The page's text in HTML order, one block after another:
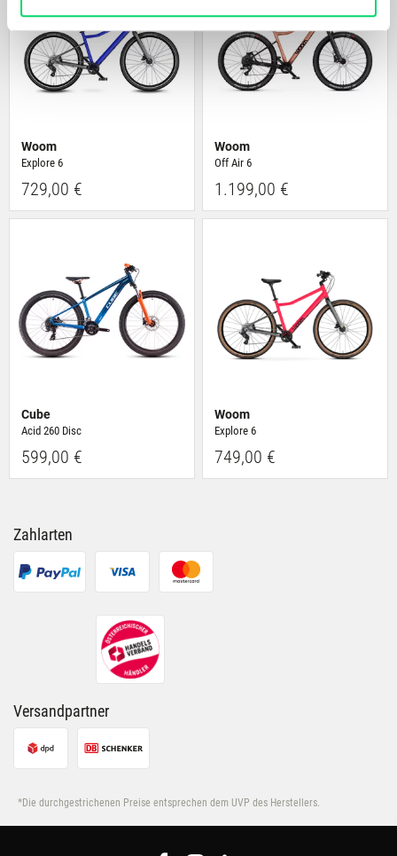
anbieten zu können und die Zugriffe auf unsere Website
zu analysieren. Außerdem geben wir Informationen zu
Deiner Verwendung unserer Website an unsere Partner
für soziale Medien, Werbung und Analysen weiter.
Unsere Partner führen diese Informationen
ihnen bereitgestellt hast oder die sie im Rahmen Deiner
Nutzung der Dienste gesammelt haben.
Woom
Explore 6
729,00 €
Woom
Off Air 6
1.199,00 €
Cube
Acid 260 Disc
599,00 €
Woom
Explore 6
749,00 €
Zahlarten
Versandpartner
*Die durchgestrichenen Preise entsprechen dem UVP des Herstellers.